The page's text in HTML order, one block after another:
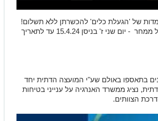
הדתית תעמיד השנה 13 עמדות של 'הגעלת כלים' להכשרתן ללא תשלום!
ממחר -
יום שני ז' בניסן 15.4.24 עד לתאריך
בתאספו באולם שע"י המועצה הדתית יחד
נציג ממשרד האנרגיה על ענייני בטיחות
הצוותים.